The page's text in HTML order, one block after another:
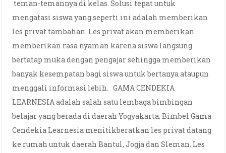
teman-temannya di kelas. Solusi tepat untuk
mengatasi siswa yang seperti ini adalah memberikan
les privat tambahan. Les privat akan memberikan
memberikan rasa nyaman karena siswa langsung
bertatap muka dengan pengajar sehingga memberikan
banyak kesempatan bagi siswa untuk bertanya ataupun
menggali informasi lebih. GAMA CENDEKIA
LEARNESIA adalah salah satu lembaga bimbingan
belajar yang berada di daerah Yogyakarta. Bimbel Gama
Cendekia Learnesia menitikberatkan les privat datang
ke rumah untuk daerah Bantul, Jogja dan Sleman. Les